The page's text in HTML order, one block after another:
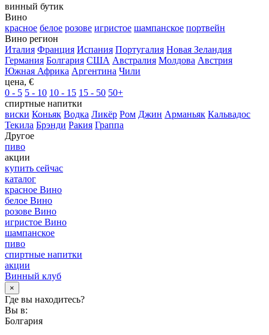
винный бутик
Вино
красное белое розове игристое шампанское портвейн
Вино регион
Италия Франция Испания Португалия Новая Зеландия
Германия Болгария США Австралия Молдова Австрия
Южная Африка Аргентина Чили
цена, €
0 - 5 5 - 10 10 - 15 15 - 50 50+
спиртные напитки
виски Коньяк Водка Ликёр Ром Джин Арманьяк Кальвадос
Текила Брэнди Ракия Граппа
Другое
пиво
акции
купить сейчас
каталог
красное Вино
белое Вино
розове Вино
игристое Вино
шампанское
пиво
спиртные напитки
акции
Винный клуб
×
Где вы находитесь?
Вы в:
Болгария